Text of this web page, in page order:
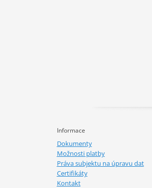
Informace
Dokumenty
Možnosti platby
Práva subjektu na úpravu dat
Certifikáty
Kontakt